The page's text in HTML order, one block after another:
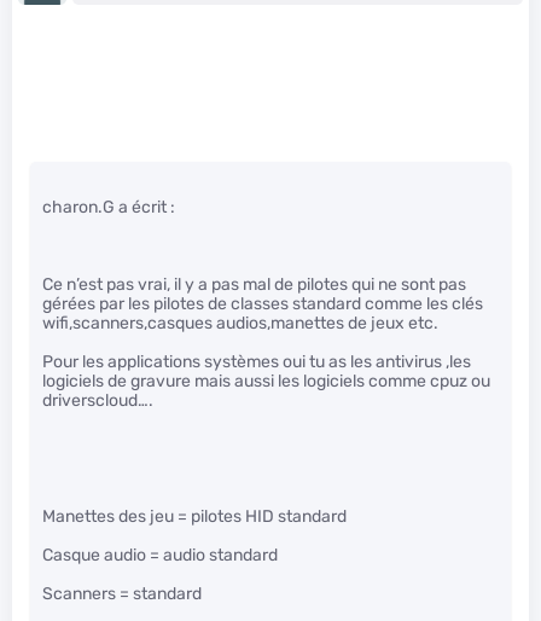
charon.G a écrit :
Ce n’est pas vrai, il y a pas mal de pilotes qui ne sont pas
gérées par les pilotes de classes standard comme les clés
wifi,scanners,casques audios,manettes de jeux etc.
Pour les applications systèmes oui tu as les antivirus ,les
logiciels de gravure mais aussi les logiciels comme cpuz ou
driverscloud….
Manettes des jeu = pilotes HID standard
Casque audio = audio standard
Scanners = standard